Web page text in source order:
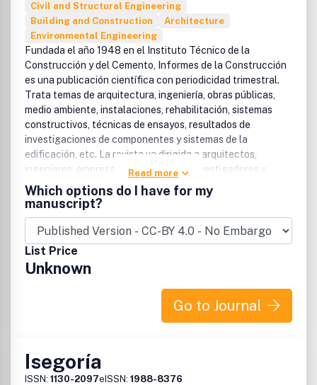
Civil and Structural Engineering
Building and Construction
Architecture
Environmental Engineering
Fundada el año 1948 en el Instituto Técnico de la
Construcción y del Cemento, Informes de la Construcción
es una publicación científica con periodicidad trimestral.
Trata temas de arquitectura, ingeniería, obras públicas,
medio ambiente, instalaciones, rehabilitación, sistemas
constructivos, técnicas de ensayos, resultados de
investigaciones de componentes y sistemas de la
edificación, etc. La revista va dirigida a arquitectos,
ingenieros, empresas constructoras, investigadores y
profesionales relacionados con la construcción de
edificios y obras civiles.
Read more
Which options do I have for my
manuscript?
List Price
Unknown
Go to Journal
Isegoría
ISSN: 1130-2097eISSN: 1988-8376